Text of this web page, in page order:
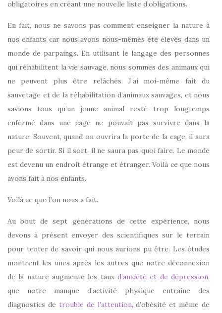
obligatoires en créant une nouvelle liste d’obligations.
En fait, nous ne savons pas comment enseigner la nature à
nos enfants car nous avons nous-mêmes été élevés dans un
monde de parpaings. En utilisant le langage des personnes
qui réhabilitent la vie sauvage, nous sommes des animaux qui
ne peuvent plus être relâchés. J’ai moi-même fait du
sauvetage et de la réhabilitation d’animaux sauvages, et nous
savions tous qu’un jeune animal resté trop longtemps
enfermé dans une cage ne pouvait pas survivre dans la
nature. Souvent, quand on ouvrira la porte de la cage, il aura
peur de sortir. Si il sort, il ne saura pas quoi faire. Le monde
est devenu un endroit étrange et étranger. Voilà ce que nous
avons fait à nos enfants.
Voilà ce que l’on nous a fait.
Au bout de sept générations de cette expérience, nous
devons à présent envoyer des scientifiques sur le terrain
pour tenter de savoir qui nous aurions pu être. Les études
montrent les unes après les autres que notre déconnexion
de la nature augmente les taux d’anxiété et de dépression,
que notre manque d’activité physique entraîne des
diagnostics de trouble de l’attention, d’obésité et même de